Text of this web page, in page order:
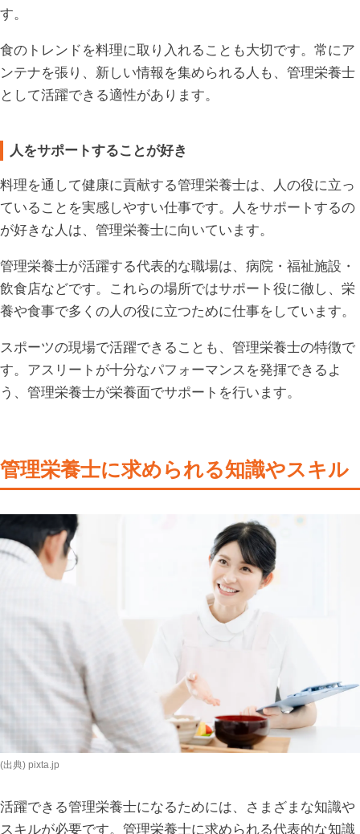
す。
食のトレンドを料理に取り入れることも大切です。常にア
ンテナを張り、新しい情報を集められる人も、管理栄養士
として活躍できる適性があります。
人をサポートすることが好き
料理を通して健康に貢献する管理栄養士は、人の役に立っ
ていることを実感しやすい仕事です。人をサポートするの
が好きな人は、管理栄養士に向いています。
管理栄養士が活躍する代表的な職場は、病院・福祉施設・
飲食店などです。これらの場所ではサポート役に徹し、栄
養や食事で多くの人の役に立つために仕事をしています。
スポーツの現場で活躍できることも、管理栄養士の特徴で
す。アスリートが十分なパフォーマンスを発揮できるよ
う、管理栄養士が栄養面でサポートを行います。
管理栄養士に求められる知識やスキル
(出典) pixta.jp
活躍できる管理栄養士になるためには、さまざまな知識や
スキルが必要です。管理栄養士に求められる代表的な知識